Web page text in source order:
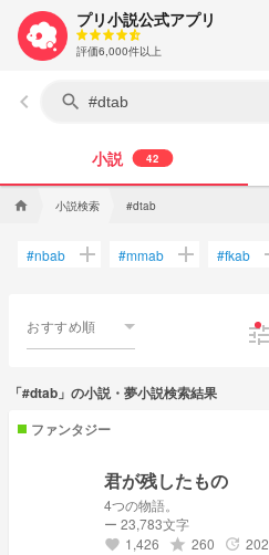
プリ小説公式アプリ
評価6,000件以上
keyboard_arrow_left search
小説 42
home 小説検索 #dtab
#nbab add #mmab add #fkab
おすすめ順 tune
「#dtab」の小説・夢小説検索結果
ファンタジー
君が残したもの
4つの物語。
ー 23,783文字
favorite 1,426 grade 260 update